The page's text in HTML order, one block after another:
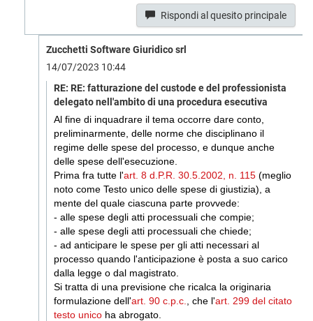
Rispondi al quesito principale
Zucchetti Software Giuridico srl
14/07/2023 10:44
RE: RE: fatturazione del custode e del professionista
delegato nell'ambito di una procedura esecutiva
Al fine di inquadrare il tema occorre dare conto,
preliminarmente, delle norme che disciplinano il
regime delle spese del processo, e dunque anche
delle spese dell'esecuzione.
Prima fra tutte l'art. 8 d.P.R. 30.5.2002, n. 115 (meglio
noto come Testo unico delle spese di giustizia), a
mente del quale ciascuna parte provvede:
- alle spese degli atti processuali che compie;
- alle spese degli atti processuali che chiede;
- ad anticipare le spese per gli atti necessari al
processo quando l'anticipazione è posta a suo carico
dalla legge o dal magistrato.
Si tratta di una previsione che ricalca la originaria
formulazione dell'art. 90 c.p.c. , che l'art. 299 del citato
testo unico ha abrogato.